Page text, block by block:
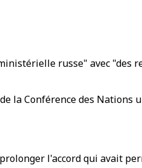
russe" avec "des
la Conférence des Nations
l'accord qui avait